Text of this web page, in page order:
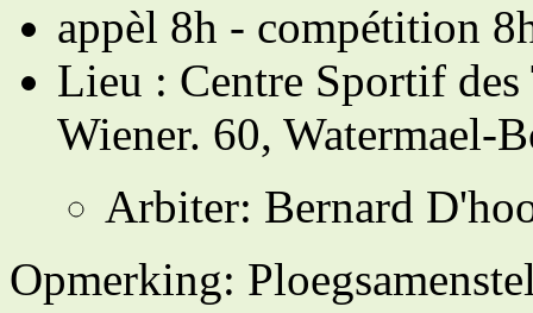
appèl 8h - compétition
Lieu : Centre Sportif
Wiener. 60, Watermael-
Arbiter: Bernard
Opmerking: